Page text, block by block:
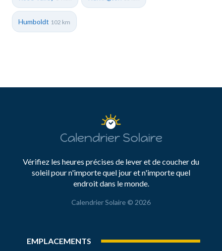
Humboldt 102 km
Calendrier Solaire
Vérifiez les heures précises de lever et de coucher du
soleil pour n'importe quel jour et n'importe quel
endroit dans le monde.
Calendrier Solaire © 2026
EMPLACEMENTS